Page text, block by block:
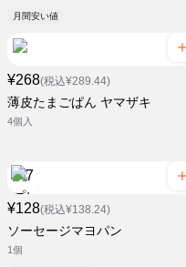
月間安い値
¥268(税込¥289.44)
薄皮たまごぱん ヤマザキ
4個入
¥128(税込¥138.24)
ソーセージマヨパン
1個